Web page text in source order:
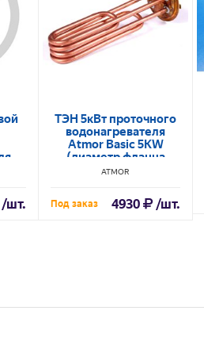
/шт.
ТЭН 5кВт проточного
водонагревателя
Atmor Basic 5KW
(диаметр фланца
66мм) 65180270
ATMOR
Под заказ 4930 /шт.